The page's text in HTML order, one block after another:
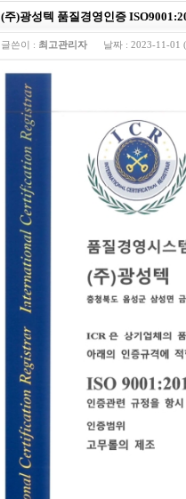
(주)광성텍 품질경영인증
글쓴이 : 최고관리자 날짜 : 2023-11-01